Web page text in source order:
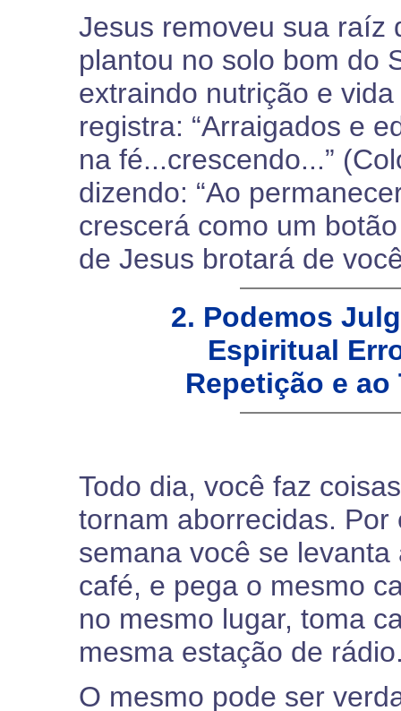
Jesus removeu sua raíz
plantou no solo bom do
extraindo nutrição e
registra: “Arraigados e
na fé...crescendo...”
dizendo: “Ao
crescerá como um
de Jesus brotará de
2. Podemos
Espiritual
Repetição e
Todo dia, você faz
tornam aborrecidas.
semana você se
café, e pega o mesmo
no mesmo lugar, toma
mesma estação de
O mesmo pode ser